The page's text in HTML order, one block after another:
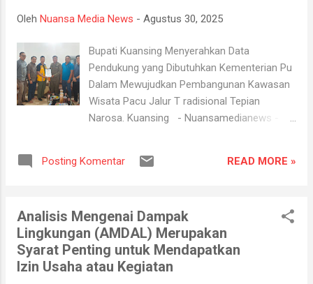
penanganan Karhutla, mulai dari koordinasi antarinstansi,
pengerahan personel dan peralatan, hingga simulasi pe...
Oleh Nuansa Media News - Agustus 30, 2025
Bupati Kuansing Menyerahkan Data
Pendukung yang Dibutuhkan Kementerian Pu
Dalam Mewujudkan Pembangunan Kawasan
Wisata Pacu Jalur T radisional Tepian
Narosa. Kuansing - Nuansamedianews -
Bupati Kuansing , H Suhardiman Amby ,
diserahkan kepada tim dari Balai Penataan
Bangunan Prasarana dan Kawasan atau
BPBPK Riau yang berada dibawah Ditjen
Cipta Karya Kementerian Pekerjaan umum RI
Posting Komentar READ MORE »
Analisis Mengenai Dampak
Lingkungan (AMDAL) Merupakan
Syarat Penting untuk Mendapatkan
Izin Usaha atau Kegiatan